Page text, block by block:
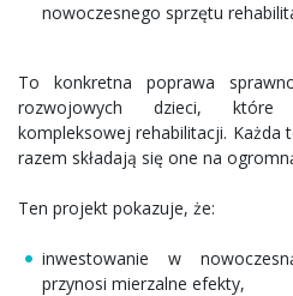
nowoczesnego sprzętu
To konkretna poprawa
rozwojowych dzieci, które
kompleksowej rehabilitacji. Każda
razem składają się one na
Ten projekt pokazuje, że:
inwestowanie w
przynosi mierzalne efekty,